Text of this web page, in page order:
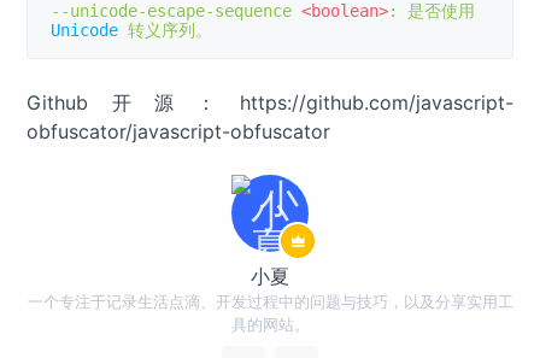
--unicode-escape-sequence <boolean>:
是否使用
Unicode 转义序列。
Github开源：https://github.com/javascript-
obfuscator/javascript-obfuscator
小夏
一个专注于记录生活点滴、开发过程中的问题与技巧，以及分享实用工
具的网站。